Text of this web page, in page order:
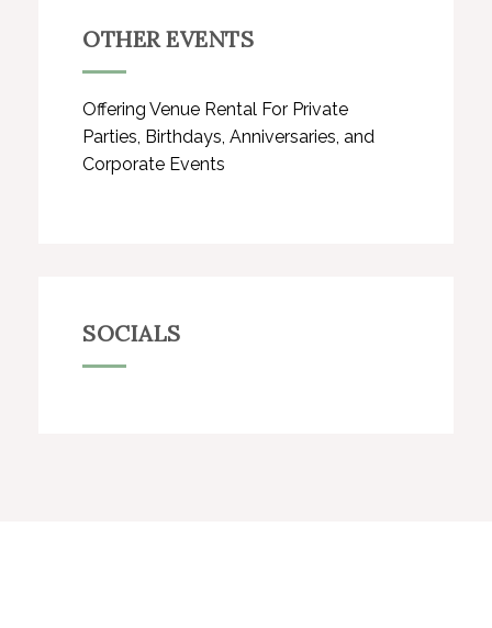
OTHER EVENTS
Offering Venue Rental For Private
Parties, Birthdays, Anniversaries, and
Corporate Events
SOCIALS